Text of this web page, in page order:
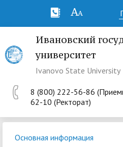
Ивановский
университет
Ivanovo State University
8 (800) 222-56-86
62-10 (Ректорат)
Основная информация